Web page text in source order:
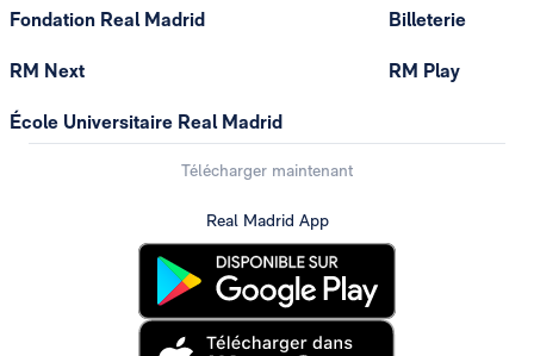
Fondation Real Madrid
RM Next
École Universitaire Real Madrid
Billeterie
RM Play
Télécharger maintenant
Real Madrid App